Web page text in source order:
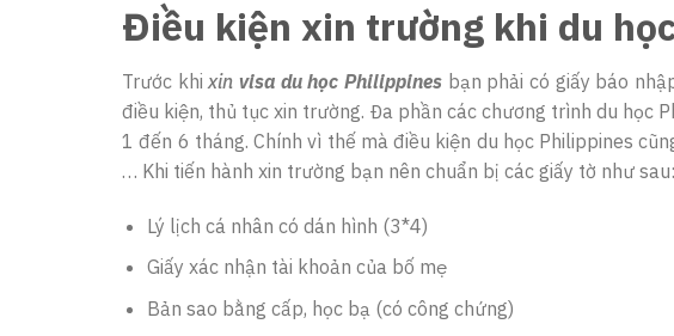
Điều kiện xin trường khi du
Trước khixin visa du học Philippinesbạn phải có giấy báo
điều kiện, thủ tục xin trường. Đa phần các chương trình du học
1 đến 6 tháng. Chính vì thế mà điều kiện du học Philippines
… Khi tiến hành xin trường bạn nên chuẩn bị các giấy tờ như sau:
Lý lịch cá nhân có dán hình (3*4)
Giấy xác nhận tài khoản của bố mẹ
Bản sao bằng cấp, học bạ (có công chứng)